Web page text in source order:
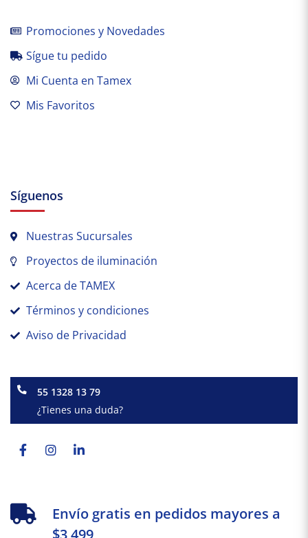
Promociones y Novedades
Sígue tu pedido
Mi Cuenta en Tamex
Mis Favoritos
Síguenos
Nuestras Sucursales
Proyectos de iluminación
Acerca de TAMEX
Términos y condiciones
Aviso de Privacidad
55 1328 13 79
¿Tienes una duda?
f
Envío gratis en pedidos mayores a